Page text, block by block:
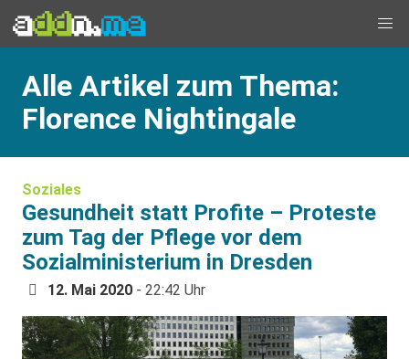
Alle Artikel zum Thema:
Florence Nightingale
Soziales
Gesundheit statt Profite – Proteste
zum Tag der Pflege vor dem
Sozialministerium in Dresden
12. Mai 2020 - 22:42 Uhr